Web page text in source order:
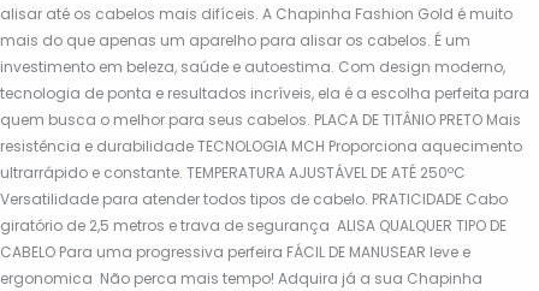
alisar até os cabelos mais difíceis. A Chapinha Fashion Gold é muito
mais do que apenas um aparelho para alisar os cabelos. É um
investimento em beleza, saúde e autoestima. Com design moderno,
tecnologia de ponta e resultados incríveis, ela é a escolha perfeita para
quem busca o melhor para seus cabelos. PLACA DE TITÂNIO PRETO Mais
resistência e durabilidade TECNOLOGIA MCH Proporciona aquecimento
ultrarrápido e constante. TEMPERATURA AJUSTÁVEL DE ATÉ 250ºC
Versatilidade para atender todos tipos de cabelo. PRATICIDADE Cabo
giratório de 2,5 metros e trava de segurança ALISA QUALQUER TIPO DE
CABELO Para uma progressiva perfeira FÁCIL DE MANUSEAR leve e
ergonomica Não perca mais tempo! Adquira já a sua Chapinha